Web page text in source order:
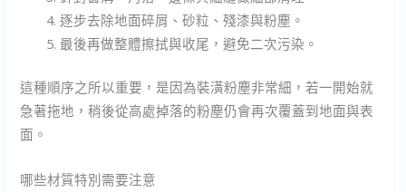
逐步去除地面碎屑、砂粒、殘漆與粉塵。
最後再做整體擦拭與收尾，避免二次污染。
這種順序之所以重要，是因為裝潢粉塵非常細，若一開始就
急著拖地，稍後從高處掉落的粉塵仍會再次覆蓋到地面與表
面。
哪些材質特別需要注意